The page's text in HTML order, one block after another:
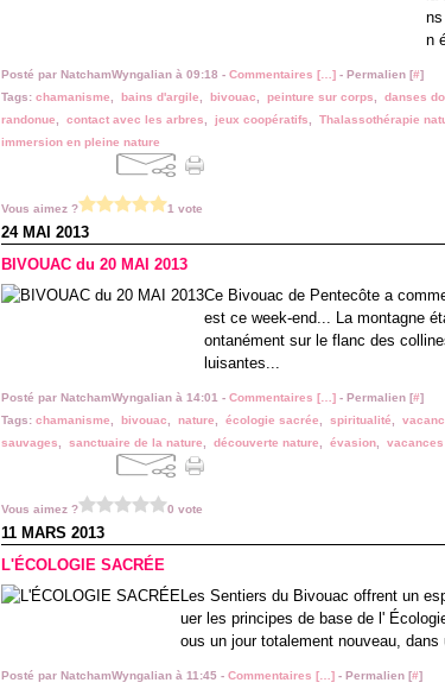
n
Posté par NatchamWyngalian à 09:18 - Commentaires [ ] - Permalien [#]
Tags: chamanisme bains d'argile bivouac peinture sur corps danses
randonue
contact avec les arbres jeux coopératifs Thalassothérapie
immersion en pleine nature
Vous aimez ? 1 vote
24 MAI 2013
BIVOUAC du 20 MAI 2013
Ce Bivouac de Pentecôte a
est ce week-end... La montagne
ontanément sur le flanc des
luisantes...
Posté par NatchamWyngalian à 14:01 - Commentaires [ ] - Permalien [#]
Tags: chamanisme bivouac nature écologie sacrée spiritualité
sauvages
sanctuaire de la nature découverte nature évasion
Vous aimez ? 0 vote
11 MARS 2013
L'ÉCOLOGIE SACRÉE
Les Sentiers du Bivouac offrent un
uer les principes de base de l'
ous un jour totalement nouveau,
Posté par NatchamWyngalian à 11:45 - Commentaires [ ] - Permalien [#]